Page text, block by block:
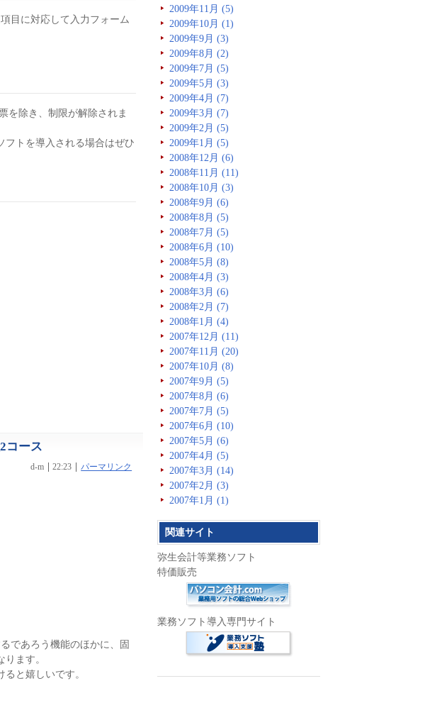
目に対応して入力フォーム
を除き、制限が解除されま
フトを導入される場合はぜひ
コース
d-m 22:23 パーマリンク
であろう機能のほかに、固
ます。
と嬉しいです。
2009年11月 (5)
2009年10月 (1)
2009年9月 (3)
2009年8月 (2)
2009年7月 (5)
2009年5月 (3)
2009年4月 (7)
2009年3月 (7)
2009年2月 (5)
2009年1月 (5)
2008年12月 (6)
2008年11月 (11)
2008年10月 (3)
2008年9月 (6)
2008年8月 (5)
2008年7月 (5)
2008年6月 (10)
2008年5月 (8)
2008年4月 (3)
2008年3月 (6)
2008年2月 (7)
2008年1月 (4)
2007年12月 (11)
2007年11月 (20)
2007年10月 (8)
2007年9月 (5)
2007年8月 (6)
2007年7月 (5)
2007年6月 (10)
2007年5月 (6)
2007年4月 (5)
2007年3月 (14)
2007年2月 (3)
2007年1月 (1)
関連サイト
弥生会計等業務ソフト
特価販売
業務ソフト導入専門サイト